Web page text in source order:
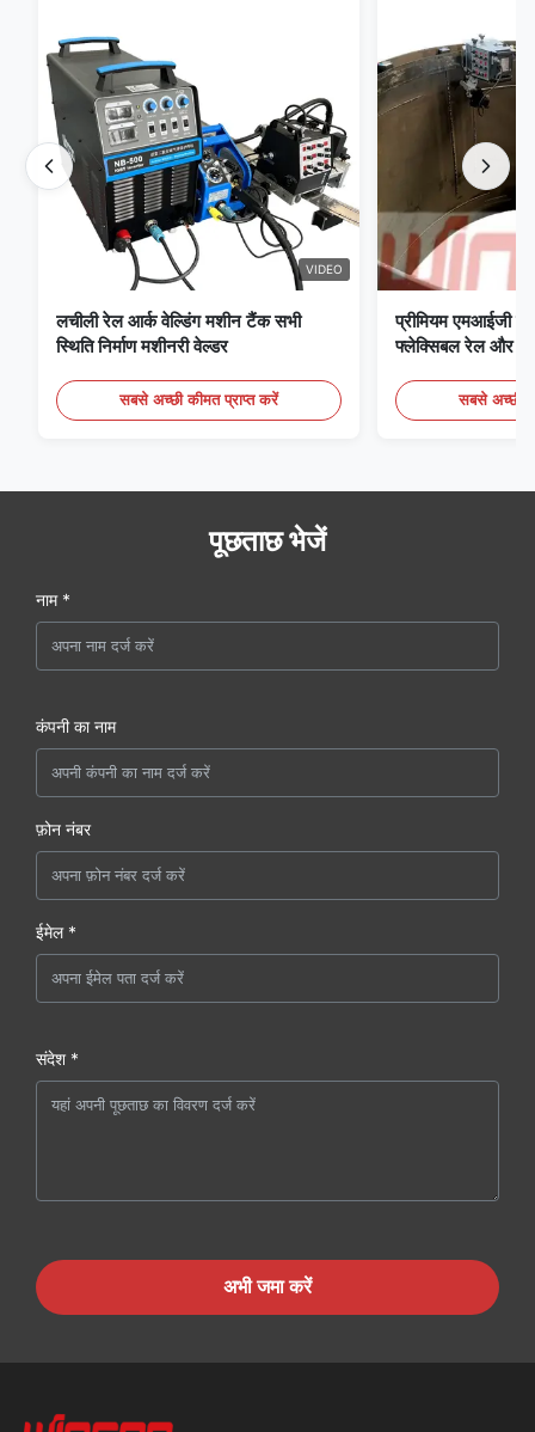
VIDEO
लचीली रेल आर्क वेल्डिंग मशीन टैंक सभी
स्थिति निर्माण मशीनरी वेल्डर
सबसे अच्छी कीमत प्राप्त करें
प्रीमियम एमआईजी
फ्लेक्सिबल रेल और
सबसे अच्छी
पूछताछ भेजें
नाम *
कंपनी का नाम
फ़ोन नंबर
ईमेल *
संदेश *
अभी जमा करें